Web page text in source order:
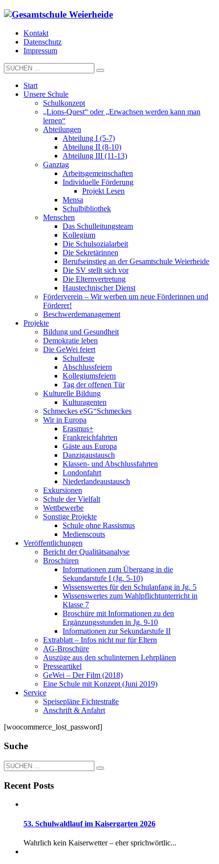
Kontakt
Datenschutz
Impressum
Start
Unsere Schule
Schulkonzept
„Lions-Quest“ oder „Erwachsen werden kann man
lernen“
Abteilungen
Abteilung I (5-7)
Abteilung II (8-10)
Abteilung III (11-13)
Ganztag
Arbeitsgemeinschaften
Individuelle Förderung
Projekt Lesen
Mensa
Schulbibliothek
Menschen
Das Schulleitungsteam
Kollegium
Die Schulsozialarbeit
Die Sekretärinnen
Berufseinstieg an der Gesamtschule Weierheide
Die SV stellt sich vor
Die Elternvertretung
Haustechnischer Dienst
Förderverein – Wir werben um neue Förderinnen und
Förderer!
Beschwerdemanagement
Projekte
Bildung und Gesundheit
Demokratie leben
Die GeWei feiert
Schulfeste
Abschlussfeiern
Kollegiumsfeiern
Tag der offenen Tür
Kulturelle Bildung
Kulturagenten
Schmeckes eSG“Schmeckes
Wir in Europa
Erasmus+
Frankreichfahrten
Gäste aus Europa
Danzigaustausch
Klassen- und Abschlussfahrten
Londonfahrt
Niederlandeaustausch
Exkursionen
Schule der Vielfalt
Wettbewerbe
Sonstige Projekte
Schule ohne Rassismus
Medienscouts
Veröffentlichungen
Bericht der Qualitätsanalyse
Broschüren
Informationen zum Übergang in die
Sekundarstufe I (Jg. 5-10)
Wissenswertes für den Schulanfang in Jg. 5
Wissenswertes zum Wahlpflichtunterricht in
Klasse 7
Broschüre mit Informationen zu den
Ergänzungsstunden in Jg. 9-10
Informationen zur Sekundarstufe II
Extrablatt – Infos nicht nur für Eltern
AG-Broschüre
Auszüge aus den schulinternen Lehrplänen
Presseartikel
GeWei – Der Film (2018)
Eine Schule mit Konzept (Juni 2019)
Service
Speisepläne Fichtestraße
Anschrift & Anfahrt
[woocommerce_lost_password]
Suche
Recent Posts
53. Schulwaldlauf im Kaisergarten 2026
Wahrlich kein Kaiserwetter – eher sprichwörtlic...